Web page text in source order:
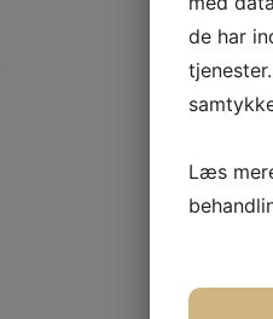
de har
Læs